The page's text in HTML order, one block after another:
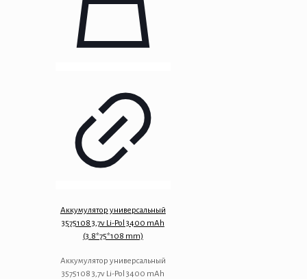
Аккумулятор универсальный
3575108 3,7v Li-Pol 3400 mAh
(3.8*75*108 mm)
Аккумулятор универсальный
3575108 3,7v Li-Pol 3400 mAh